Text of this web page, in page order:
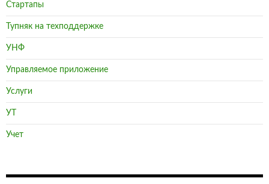
Стартапы
Тупняк на техподдержке
УНФ
Управляемое приложение
Услуги
УТ
Учет